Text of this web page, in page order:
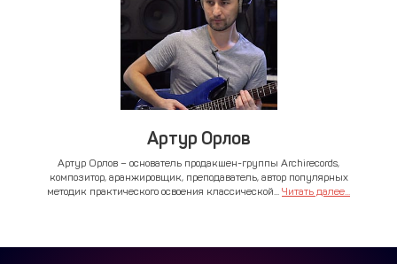
Артур Орлов
Артур Орлов – основатель продакшен-группы Archirecords,
композитор, аранжировщик, преподаватель, автор популярных
методик практического освоения классической... Читать далее...